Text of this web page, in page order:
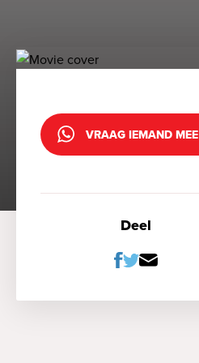
VRAAG IEMAND MEE
Deel